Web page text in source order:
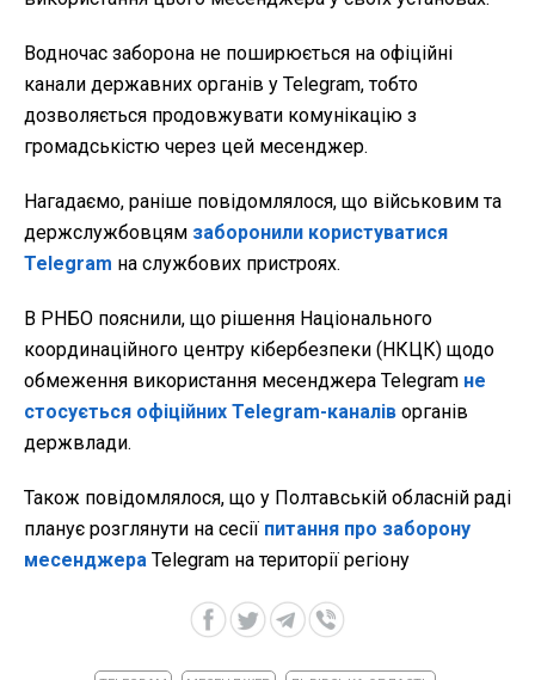
Водночас заборона не поширюється на офіційні
канали державних органів у Telegram, тобто
дозволяється продовжувати комунікацію з
громадськістю через цей месенджер.
Нагадаємо, раніше повідомлялося, що військовим та
держслужбовцям заборонили користуватися
Telegram на службових пристроях.
В РНБО пояснили, що рішення Національного
координаційного центру кібербезпеки (НКЦК) щодо
обмеження використання месенджера Telegram не
стосується офіційних Telegram-каналів органів
держвлади.
Також повідомлялося, що у Полтавській обласній раді
планує розглянути на сесії питання про заборону
месенджера Telegram на території регіону